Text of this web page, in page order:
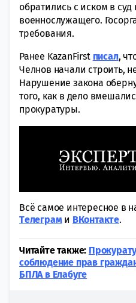
обратились с иском в
военнослужащего.
требования.
Ранее KazanFirst писал,
Челнов начали строить,
Нарушение закона
того, как в дело
прокуратуры.
Всё самое интересное в
Tелеграми ВКонтакте.
Читайте также:
соблюдение прав
БПЛА в Елабуге